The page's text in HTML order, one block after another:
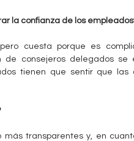
la confianza de los
cuesta porque es
de consejeros delegados
tienen que sentir que las
más transparentes y, en